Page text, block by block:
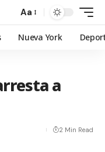
Aa
Nueva York
a
2 Min Read